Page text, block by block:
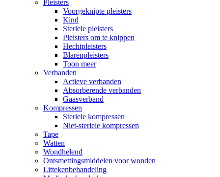
Pleisters
Voorgeknipte pleisters
Kind
Steriele pleisters
Pleisters om te knippen
Hechtpleisters
Blarenpleisters
Toon meer
Verbanden
Actieve verbanden
Absorberende verbanden
Gaasverband
Kompressen
Steriele kompressen
Niet-steriele kompressen
Tape
Watten
Wondhelend
Ontsmettingsmiddelen voor wonden
Littekenbehandeling